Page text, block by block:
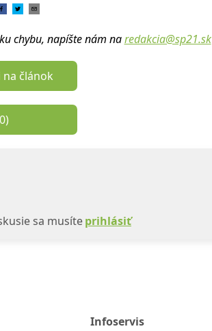
chybu, napíšte nám na redakcia@sp21.sk
na článok
0)
sa musíteprihlásiť
Infoservis